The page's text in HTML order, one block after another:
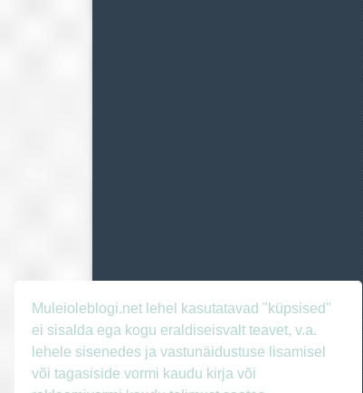
Muleioleblogi.net lehel kasutatavad "küpsised"
ei sisalda ega kogu eraldiseisvalt teavet, v.a.
lehele sisenedes ja vastunäidustuse lisamisel
või tagasiside vormi kaudu kirja või